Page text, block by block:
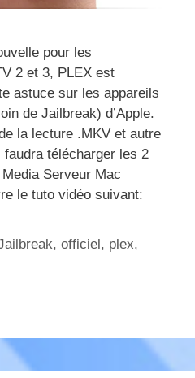
pour les
2 et 3, PLEX est
astuce sur les appareils
de Jailbreak) d’Apple.
la lecture .MKV et autre
faudra télécharger les 2
Serveur Mac
le tuto vidéo suivant:
,officiel, plex,